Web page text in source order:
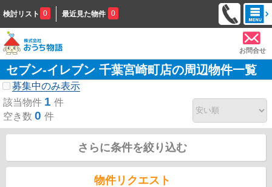
検討リスト 0 最近見た物件 0
お問合せ
セブン‐イレブン 千葉宮崎町店の周辺物件一覧
募集中のみ表示
該当物件 1 件
空き数 0 件
さらに条件を絞り込む
物件リクエスト